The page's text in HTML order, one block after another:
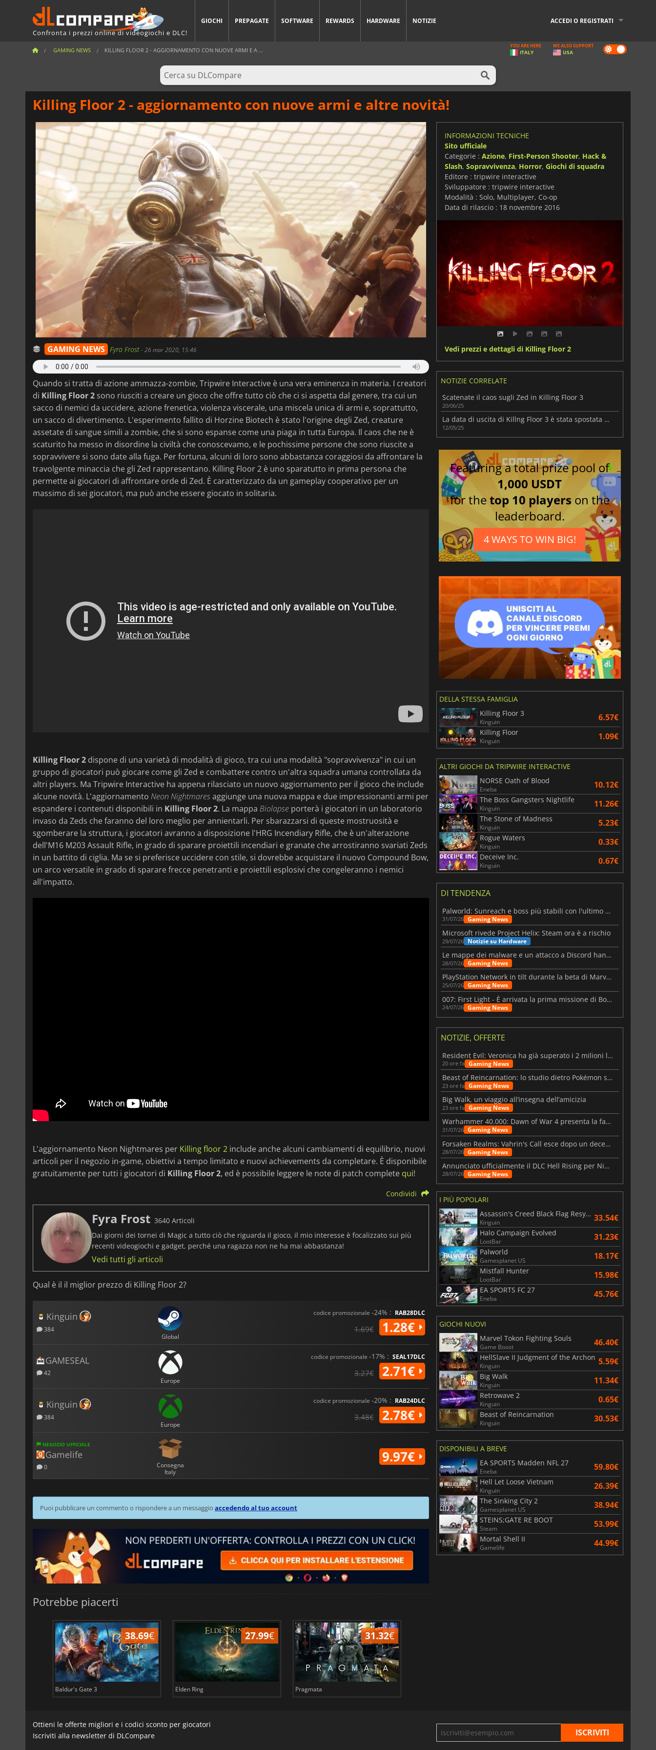
Confronta i prezzi online di videogiochi e DLC!
GIOCHI PREPAGATE SOFTWARE REWARDS HARDWARE NOTIZIE ACCEDI O REGISTRATI
GAMING NEWS KILLING FLOOR 2 - AGGIORNAMENTO CON NUOVE ARMI E A ... Dark
mode
YOU ARE HERE
ITALY
WE ALSO SUPPORT
USA
Killing Floor 2 - aggiornamento con nuove armi e altre novità!
GAMING NEWS Fyra Frost-26 mar 2020, 15:46
Quando si tratta di azione ammazza-zombie, Tripwire Interactive è una vera eminenza in materia. I creatori
di Killing Floor 2 sono riusciti a creare un gioco che offre tutto ciò che ci si aspetta dal genere, tra cui un
sacco di nemici da uccidere, azione frenetica, violenza viscerale, una miscela unica di armi e, soprattutto,
un sacco di divertimento. L'esperimento fallito di Horzine Biotech è stato l'origine degli Zed, creature
assetate di sangue simili a zombie, che si sono espanse come una piaga in tutta Europa. Il caos che ne è
scaturito ha messo in disordine la civiltà che conoscevamo, e le pochissime persone che sono riuscite a
sopravvivere si sono date alla fuga. Per fortuna, alcuni di loro sono abbastanza coraggiosi da affrontare la
travolgente minaccia che gli Zed rappresentano. Killing Floor 2 è uno sparatutto in prima persona che
permette ai giocatori di affrontare orde di Zed. È caratterizzato da un gameplay cooperativo per un
massimo di sei giocatori, ma può anche essere giocato in solitaria.
Killing Floor 2 dispone di una varietà di modalità di gioco, tra cui una modalità "sopravvivenza" in cui un
gruppo di giocatori può giocare come gli Zed e combattere contro un'altra squadra umana controllata da
altri players. Ma Tripwire Interactive ha appena rilasciato un nuovo aggiornamento per il gioco che include
alcune novità. L'aggiornamento Neon Nightmaresaggiunge una nuova mappa e due impressionanti armi per
espandere i contenuti disponibili in Killing Floor 2. La mappa Biolapse porterà i giocatori in un laboratorio
invaso da Zeds che faranno del loro meglio per annientarli. Per sbarazzarsi di queste mostruosità e
sgomberare la struttura, i giocatori avranno a disposizione l'HRG Incendiary Rifle, che è un'alterazione
dell'M16 M203 Assault Rifle, in grado di sparare proiettili incendiari e granate che arrostiranno svariati Zeds
in un battito di ciglia. Ma se si preferisce uccidere con stile, si dovrebbe acquistare il nuovo Compound Bow,
un arco versatile in grado di sparare frecce penetranti e proiettili esplosivi che congeleranno i nemici
all'impatto.
L'aggiornamento Neon Nightmares per Killing floor 2 include anche alcuni cambiamenti di equilibrio, nuovi
articoli per il negozio in-game, obiettivi a tempo limitato e nuovi achievements da completare. È disponibile
gratuitamente per tutti i giocatori di Killing Floor 2, ed è possibile leggere le note di patch complete qui!
Condividi
Fyra Frost 3640 Articoli
Dai giorni dei tornei di Magic a tutto ciò che riguarda il gioco, il mio interesse è focalizzato sui più
recenti videogiochi e gadget, perché una ragazza non ne ha mai abbastanza!
Vedi tutti gli articoli
Qual è il il miglior prezzo di Killing Floor 2?
Kinguin
384
Global
codice promozionale -24% : RAB28DLC
1.69€ 1.28€
GAMESEAL
42
Europe
codice promozionale -17% : SEAL17DLC
3.27€ 2.71€
Kinguin
384
Europe
codice promozionale -20% : RAB24DLC
3.48€ 2.78€
NEGOZIO UFFICIALE
Gamelife
0
Consegna
Italy
9.97€
Puoi pubblicare un commento o rispondere a un messaggio accedendo al tuo account
Potrebbe piacerti
38.69€
Baldur's Gate 3
27.99€
Elden Ring
31.32€
Pragmata
INFORMAZIONI TECNICHE
Sito ufficiale
Categorie : Azione, First-Person Shooter, Hack &
Slash, Sopravvivenza, Horror, Giochi di squadra
Editore : tripwire interactive
Sviluppatore : tripwire interactive
Modalità : Solo, Multiplayer, Co-op
Data di rilascio : 18 novembre 2016
Vedi prezzi e dettagli di Killing Floor 2
NOTIZIE CORRELATE
Scatenate il caos sugli Zed in Killing Floor 3
20/06/25
La data di uscita di Killng Floor 3 è stata spostata a luglio
12/05/25
Featuring a total prize pool of
1,000 USDT
for thetop 10 players on the
leaderboard.
4 WAYS TO WIN BIG!
DELLA STESSA FAMIGLIA
Killing Floor 3
Kinguin 6.57€
Killing Floor
Kinguin 1.09€
ALTRI GIOCHI DA TRIPWIRE INTERACTIVE
NORSE Oath of Blood
Eneba 10.12€
The Boss Gangsters Nightlife
Kinguin 11.26€
The Stone of Madness
Kinguin 5.23€
Rogue Waters
Kinguin 0.33€
Deceive Inc.
Kinguin 0.67€
DI TENDENZA
Palworld: Sunreach e boss più stabili con l'ultimo update
31/07/26 Gaming News
Microsoft rivede Project Helix: Steam ora è a rischio
29/07/26 Notizie su Hardware
Le mappe dei malware e un attacco a Discord hanno colpito Meccha Chameleon
28/07/26 Gaming News
PlayStation Network in tilt durante la beta di Marvel Tōkon
25/07/26 Gaming News
007: First Light - È arrivata la prima missione di Bond dopo il lancio
24/07/26 Gaming News
NOTIZIE, OFFERTE
Resident Evil: Veronica ha già superato i 2 milioni liste dei desideri
20 ore fa Gaming News
Beast of Reincarnation: lo studio dietro Pokémon su una nuova strada
23 ore fa Gaming News
Big Walk, un viaggio all’insegna dell’amicizia
23 ore fa Gaming News
Warhammer 40.000: Dawn of War 4 presenta la fazione dei Necron
31/07/26 Gaming News
Forsaken Realms: Vahrin's Call esce dopo un decennio di sviluppo
28/07/26 Gaming News
Annunciato ufficialmente il DLC Hell Rising per Nioh 3
28/07/26 Gaming News
I PIÙ POPOLARI
Assassin's Creed Black Flag Resynced
Kinguin 33.54€
Halo Campaign Evolved
LootBar 31.23€
Palworld
Gamesplanet US 18.17€
Mistfall Hunter
LootBar 15.98€
EA SPORTS FC 27
Eneba 45.76€
GIOCHI NUOVI
Marvel Tokon Fighting Souls
Game Boost 46.40€
HellSlave II Judgment of the Archon
Kinguin 5.59€
Big Walk
Kinguin 11.34€
Retrowave 2
Kinguin 0.65€
Beast of Reincarnation
Kinguin 30.53€
DISPONIBILI A BREVE
EA SPORTS Madden NFL 27
Eneba 59.80€
Hell Let Loose Vietnam
Kinguin 26.39€
The Sinking City 2
Gamesplanet US 38.94€
STEINS;GATE RE BOOT
Steam 53.99€
Mortal Shell II
Gamelife 44.99€
Ottieni le offerte migliori e i codici sconto per giocatori
Iscriviti alla newsletter di DLCompare